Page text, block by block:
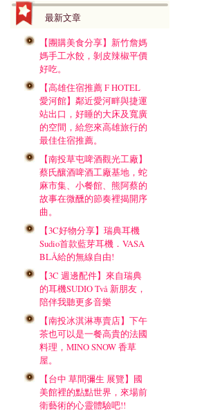
最新文章
【團購美食分享】新竹詹媽
媽手工水餃，剝皮辣椒平價
好吃。
【高雄住宿推薦 F HOTEL
愛河館】鄰近愛河畔與捷運
站出口，好睡的大床及寬廣
的空間，給您來高雄旅行的
最佳住宿推薦。
【南投草屯啤酒觀光工廠】
蔡氏釀酒啤酒工廠基地，蛇
麻市集、小餐館、熊阿蔡的
故事在微醺的節奏裡揭開序
曲。
【3C好物分享】瑞典耳機
Sudio首款藍芽耳機．VASA
BLÅ給的無線自由!
【3C 週邊配件】來自瑞典
的耳機SUDIO Två 新朋友，
陪伴我聽更多音樂
【南投冰淇淋專賣店】下午
茶也可以是一餐高貴的法國
料理，MINO SNOW 香草
屋。
【台中 草間彌生 展覽】國
美館裡的點點世界，來場前
衛藝術的心靈體驗吧!!